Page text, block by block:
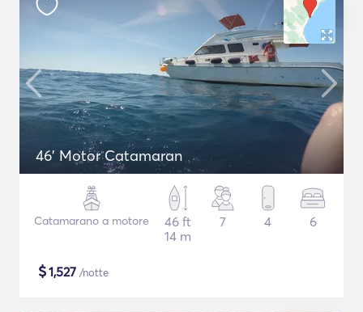
46' Motor Catamaran
Catamarano a motore
46 ft
14 m
7 4 6
$1,527 /notte